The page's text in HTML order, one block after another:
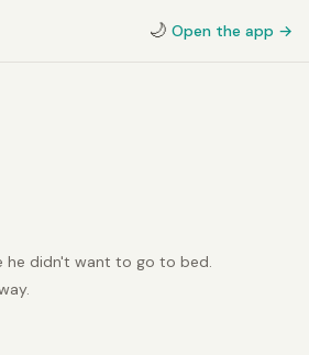
🌙 Open the app →
he didn't want to go to bed.